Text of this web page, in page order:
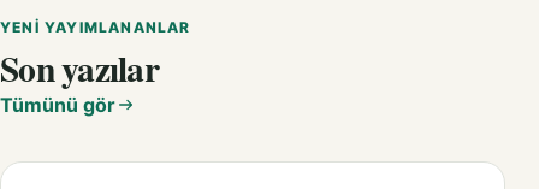
YENI YAYIMLANANLAR
Son yazılar
Tümünü gör